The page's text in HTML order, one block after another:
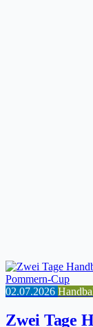
02.07.2026
Zwei Tage